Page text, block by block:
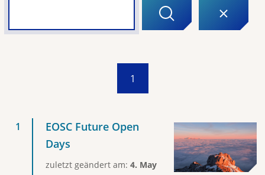
1
EOSC Future Open
Days
zuletzt geändert am: 4. May